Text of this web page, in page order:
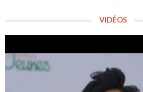
VIDÉOS